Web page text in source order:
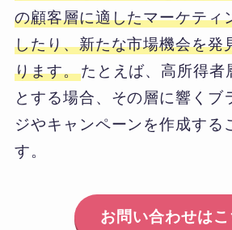
の顧客層に適したマーケティ
したり、新たな市場機会を発
ります。たとえば、高所得者
とする場合、その層に響くブ
ジやキャンペーンを作成する
す。
お問い合わせはこ